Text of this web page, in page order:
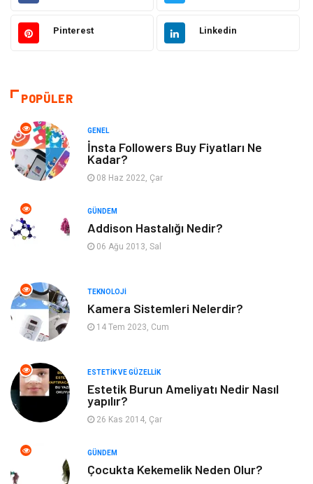
Gıda Estetik ve Güzellik
Otomotiv
Giyim
Cilt ve Deri Hastalıkları
Organizasyon Hastalıklar
Kadın Hastalıkları Alternatif Tıp
Güzellik
Beslenme
Psikolojik Hastalıklar
Kanser
Pinterest Linkedin
POPÜLER
GENEL
İnsta Followers Buy Fiyatları Ne
Kadar?
08 Haz 2022, Çar
GÜNDEM
Addison Hastalığı Nedir?
06 Ağu 2013, Sal
TEKNOLOJI
Kamera Sistemleri Nelerdir?
14 Tem 2023, Cum
ESTETIK VE GÜZELLIK
Estetik Burun Ameliyatı Nedir Nasıl
yapılır?
26 Kas 2014, Çar
GÜNDEM
Çocukta Kekemelik Neden Olur?